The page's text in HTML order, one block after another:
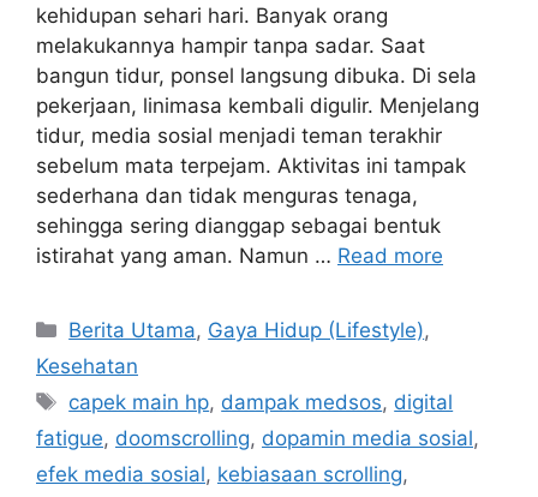
kehidupan sehari hari. Banyak orang
melakukannya hampir tanpa sadar. Saat
bangun tidur, ponsel langsung dibuka. Di sela
pekerjaan, linimasa kembali digulir. Menjelang
tidur, media sosial menjadi teman terakhir
sebelum mata terpejam. Aktivitas ini tampak
sederhana dan tidak menguras tenaga,
sehingga sering dianggap sebagai bentuk
istirahat yang aman. Namun … Read more
Categories
Berita Utama, Gaya Hidup (Lifestyle),
Kesehatan
Tags
capek main hp, dampak medsos, digital
fatigue, doomscrolling, dopamin media sosial,
efek media sosial, kebiasaan scrolling,